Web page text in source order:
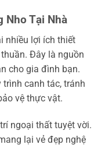
Nho Tại Nhà
nhiều lợi ích thiết
Đây là nguồn
cho gia đình bạn.
canh tác, tránh
vệ thực vật.
ngoại thất tuyệt vời.
lại vẻ đẹp nghệ